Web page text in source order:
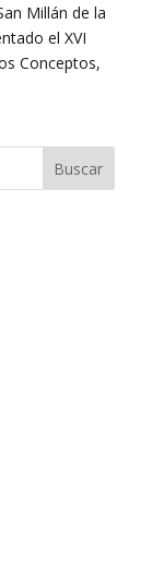
Millán de la
el XVI
Conceptos,
Buscar